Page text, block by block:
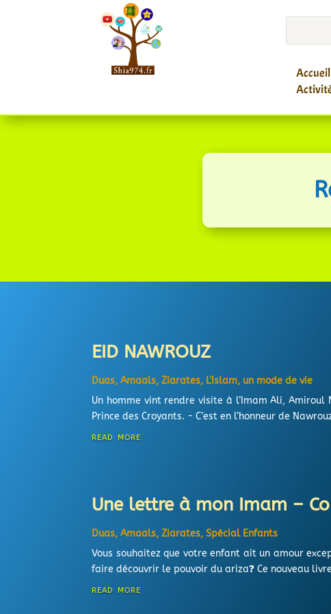
Accueil
EID NAWROUZ
Duas, Amaals, Ziarates, L'Islam, un mode de vie
Un homme vint rendre visite à l’Imam Ali, Amiroul
Prince des Croyants. - C’est en l’honneur de
read more
Une lettre à mon Imam –
Duas, Amaals, Ziarates,Spécial Enfants
Vous souhaitez que votre enfant ait un amour
faire découvrir le pouvoir du ariza❓ Ce nouveau
read more